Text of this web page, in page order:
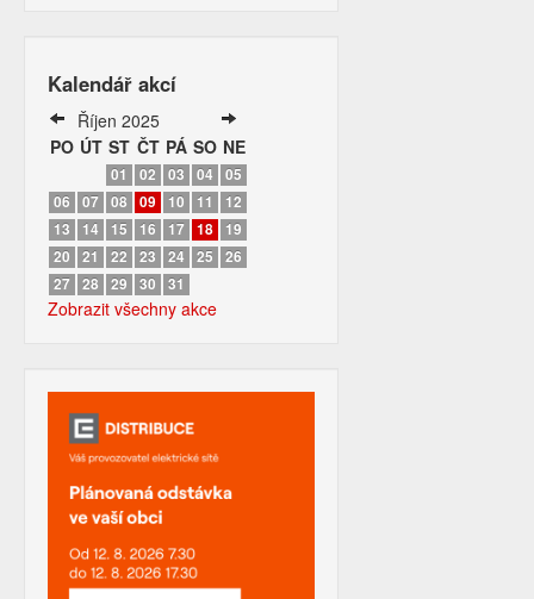
Kalendář akcí
Říjen 2025
PO ÚT ST ČT PÁ SO NE
01 02 03 04
05
06
07 08 09 10 11
12
13
14 15 16 17 18 19
20
21 22 23 24 25
26
27 28 29 30 31
Zobrazit všechny akce